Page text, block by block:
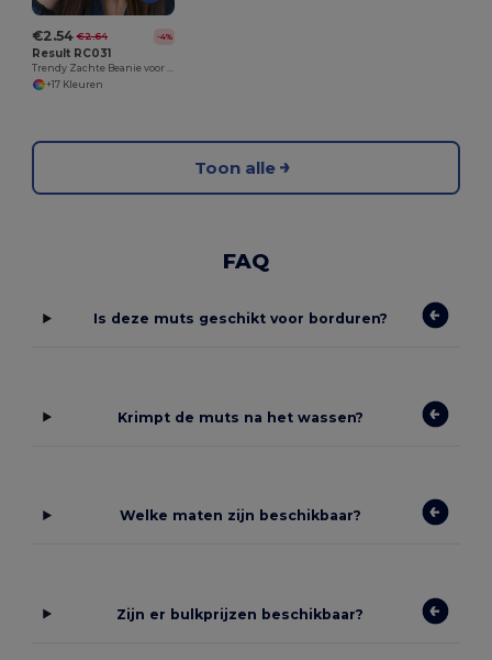
€2.54 €2.64 -4%
Result RC031
Trendy Zachte Beanie voor Alle Seizoenen
+17 Kleuren
Toon alle
FAQ
Is deze muts geschikt voor borduren?
Krimpt de muts na het wassen?
Welke maten zijn beschikbaar?
Zijn er bulkprijzen beschikbaar?